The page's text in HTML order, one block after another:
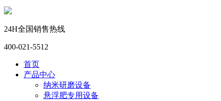
24H全国销售热线
400-021-5512
首页
产品中心
纳米研磨设备
悬浮肥专用设备